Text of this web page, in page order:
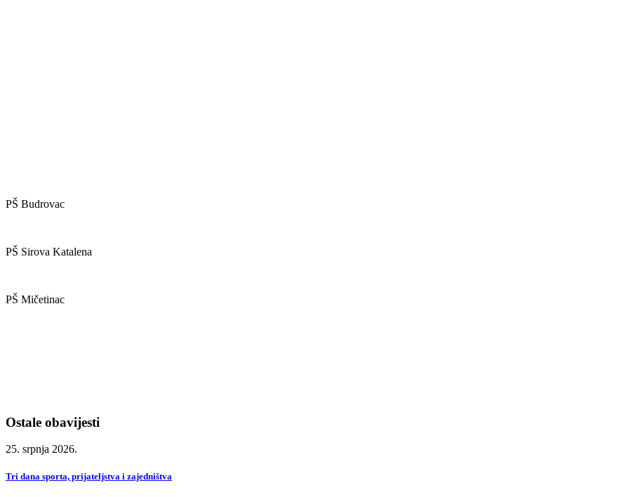
PŠ Budrovac
PŠ Sirova Katalena
PŠ Mičetinac
Ostale obavijesti
25. srpnja 2026.
Tri dana sporta, prijateljstva i zajedništva